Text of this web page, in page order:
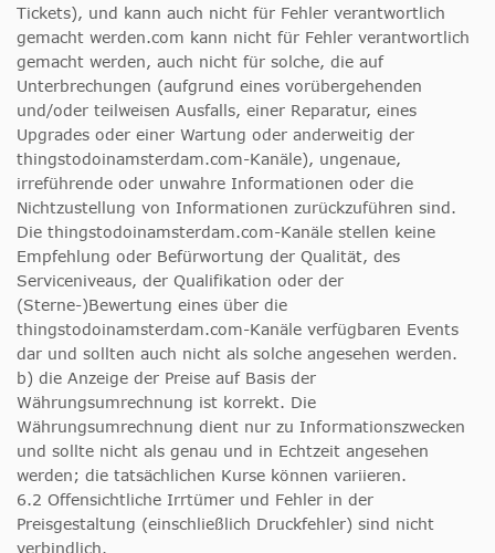
Tickets), und kann auch nicht für Fehler verantwortlich
gemacht werden.com kann nicht für Fehler verantwortlich
gemacht werden, auch nicht für solche, die auf
Unterbrechungen (aufgrund eines vorübergehenden
und/oder teilweisen Ausfalls, einer Reparatur, eines
Upgrades oder einer Wartung oder anderweitig der
thingstodoinamsterdam.com-Kanäle), ungenaue,
irreführende oder unwahre Informationen oder die
Nichtzustellung von Informationen zurückzuführen sind.
Die thingstodoinamsterdam.com-Kanäle stellen keine
Empfehlung oder Befürwortung der Qualität, des
Serviceniveaus, der Qualifikation oder der
(Sterne-)Bewertung eines über die
thingstodoinamsterdam.com-Kanäle verfügbaren Events
dar und sollten auch nicht als solche angesehen werden.
b) die Anzeige der Preise auf Basis der
Währungsumrechnung ist korrekt. Die
Währungsumrechnung dient nur zu Informationszwecken
und sollte nicht als genau und in Echtzeit angesehen
werden; die tatsächlichen Kurse können variieren.
6.2 Offensichtliche Irrtümer und Fehler in der
Preisgestaltung (einschließlich Druckfehler) sind nicht
verbindlich.